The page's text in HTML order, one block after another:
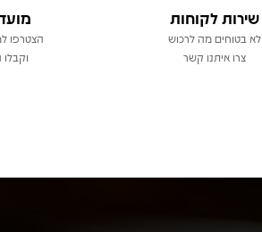
שירות לקוחות
לא בטוחים מה לרכוש
צרו איתנו קשר
הצטרפו